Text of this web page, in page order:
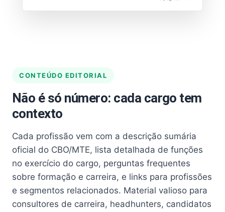
CONTEÚDO EDITORIAL
Não é só número: cada cargo tem
contexto
Cada profissão vem com a descrição sumária
oficial do CBO/MTE, lista detalhada de funções
no exercício do cargo, perguntas frequentes
sobre formação e carreira, e links para profissões
e segmentos relacionados. Material valioso para
consultores de carreira, headhunters, candidatos